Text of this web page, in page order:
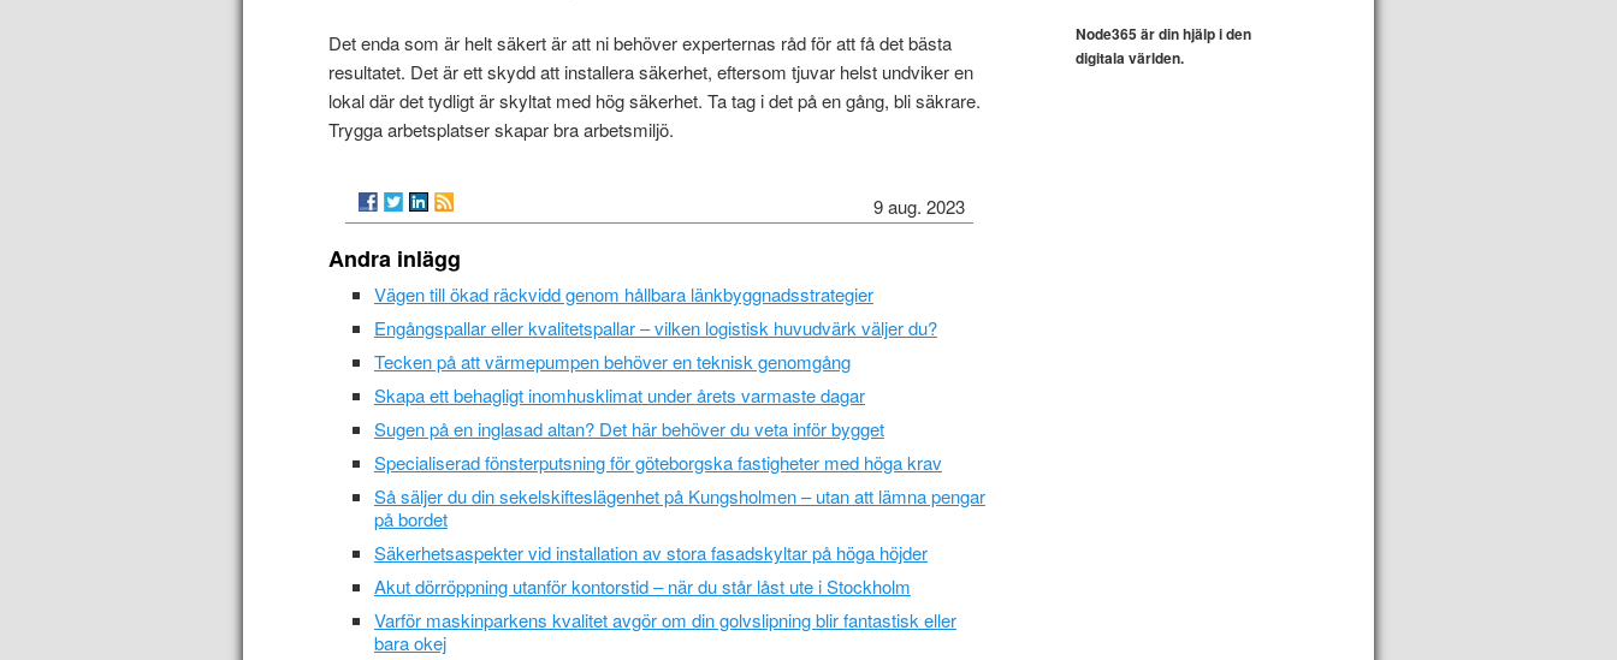
Det enda som är helt säkert är att ni behöver experternas råd för att få det bästa
resultatet. Det är ett skydd att installera säkerhet, eftersom tjuvar helst undviker en
lokal där det tydligt är skyltat med hög säkerhet. Ta tag i det på en gång, bli säkrare.
Trygga arbetsplatser skapar bra arbetsmiljö.
9 aug. 2023
Andra inlägg
Vägen till ökad räckvidd genom hållbara länkbyggnadsstrategier
Engångspallar eller kvalitetspallar – vilken logistisk huvudvärk väljer du?
Tecken på att värmepumpen behöver en teknisk genomgång
Skapa ett behagligt inomhusklimat under årets varmaste dagar
Sugen på en inglasad altan? Det här behöver du veta inför bygget
Specialiserad fönsterputsning för göteborgska fastigheter med höga krav
Så säljer du din sekelskifteslägenhet på Kungsholmen – utan att lämna pengar
på bordet
Säkerhetsaspekter vid installation av stora fasadskyltar på höga höjder
Akut dörröppning utanför kontorstid – när du står låst ute i Stockholm
Varför maskinparkens kvalitet avgör om din golvslipning blir fantastisk eller
bara okej
Node365 är din hjälp i den
digitala världen.